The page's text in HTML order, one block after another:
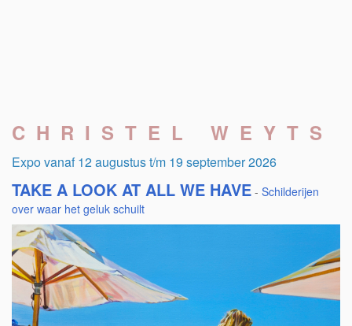
C H R I S T E L W E Y T S
Expo vanaf 12 augustus t/m 19 september 2026
TAKE A LOOK AT ALL WE HAVE - Schilderijen
over waar het geluk schuilt